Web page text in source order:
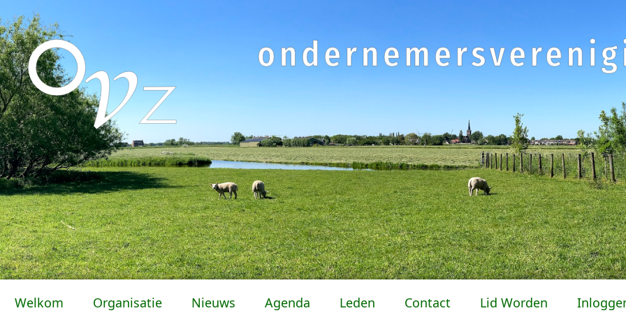
Welkom Organisatie Nieuws Agenda Leden Contact Lid Worden